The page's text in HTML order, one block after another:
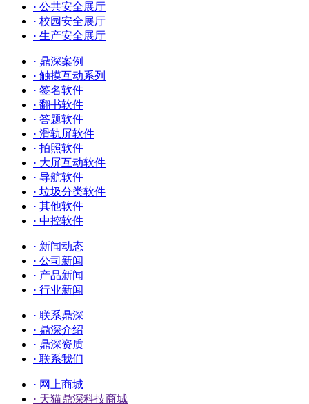
· 公共安全展厅
· 校园安全展厅
· 生产安全展厅
· 鼎深案例
· 触摸互动系列
· 签名软件
· 翻书软件
· 答题软件
· 滑轨屏软件
· 拍照软件
· 大屏互动软件
· 导航软件
· 垃圾分类软件
· 其他软件
· 中控软件
· 新闻动态
· 公司新闻
· 产品新闻
· 行业新闻
· 联系鼎深
· 鼎深介绍
· 鼎深资质
· 联系我们
· 网上商城
· 天猫鼎深科技商城